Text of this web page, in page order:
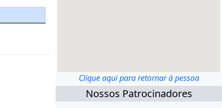
Clique aqui para retornar à pessoa
Nossos Patrocinadores